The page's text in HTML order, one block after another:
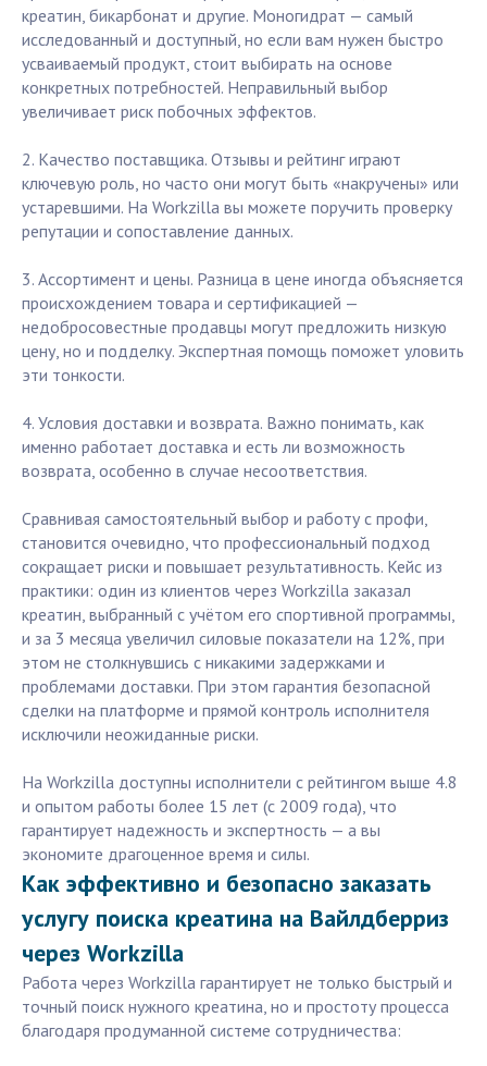
креатин, бикарбонат и другие. Моногидрат — самый
исследованный и доступный, но если вам нужен быстро
усваиваемый продукт, стоит выбирать на основе
конкретных потребностей. Неправильный выбор
увеличивает риск побочных эффектов.
2. Качество поставщика. Отзывы и рейтинг играют
ключевую роль, но часто они могут быть «накручены» или
устаревшими. На Workzilla вы можете поручить проверку
репутации и сопоставление данных.
3. Ассортимент и цены. Разница в цене иногда объясняется
происхождением товара и сертификацией —
недобросовестные продавцы могут предложить низкую
цену, но и подделку. Экспертная помощь поможет уловить
эти тонкости.
4. Условия доставки и возврата. Важно понимать, как
именно работает доставка и есть ли возможность
возврата, особенно в случае несоответствия.
Сравнивая самостоятельный выбор и работу с профи,
становится очевидно, что профессиональный подход
сокращает риски и повышает результативность. Кейс из
практики: один из клиентов через Workzilla заказал
креатин, выбранный с учётом его спортивной программы,
и за 3 месяца увеличил силовые показатели на 12%, при
этом не столкнувшись с никакими задержками и
проблемами доставки. При этом гарантия безопасной
сделки на платформе и прямой контроль исполнителя
исключили неожиданные риски.
На Workzilla доступны исполнители с рейтингом выше 4.8
и опытом работы более 15 лет (с 2009 года), что
гарантирует надежность и экспертность — а вы
экономите драгоценное время и силы.
Как эффективно и безопасно заказать
услугу поиска креатина на Вайлдберриз
через Workzilla
Работа через Workzilla гарантирует не только быстрый и
точный поиск нужного креатина, но и простоту процесса
благодаря продуманной системе сотрудничества: